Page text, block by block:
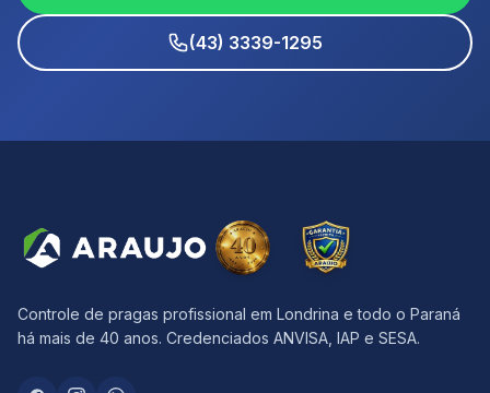
(43) 3339-1295
Controle de pragas profissional em Londrina e todo o Paraná
há mais de 40 anos. Credenciados ANVISA, IAP e SESA.